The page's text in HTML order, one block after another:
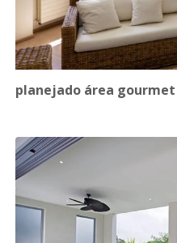
planejado área gourmet